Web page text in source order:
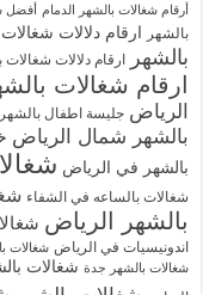
أرقام شغالات بالشهر الدمام أفضل
بالشهر
ارقام دلالات
بالشهر
ارقام دلالات شغالات
ارقام شغالات
الرياض جليسة اطفال
بالشهر شمال الرياض
بالشهر في الرياض
شغالات بالساعه في الشفاء
بالشهر الرياض
اندونيسيات في الرياض شغالات
شغالات بالشهر جدة شغالات